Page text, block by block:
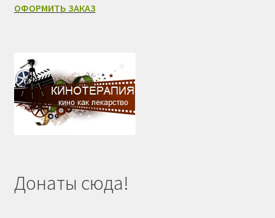
ОФОРМИТЬ ЗАКАЗ
Донаты сюда!